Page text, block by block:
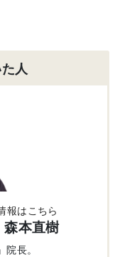
人
報はこちら
本直樹
長。